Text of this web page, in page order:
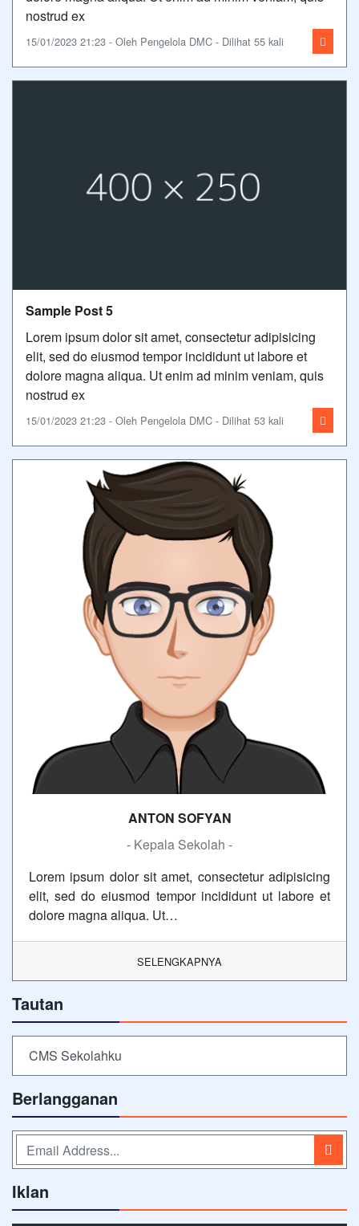
nostrud ex
15/01/2023 21:23 - Oleh Pengelola DMC - Dilihat 55 kali
Sample Post 5
Lorem ipsum dolor sit amet, consectetur adipisicing
elit, sed do eiusmod tempor incididunt ut labore et
dolore magna aliqua. Ut enim ad minim veniam, quis
nostrud ex
15/01/2023 21:23 - Oleh Pengelola DMC - Dilihat 53 kali
ANTON SOFYAN
- Kepala Sekolah -
Lorem ipsum dolor sit amet, consectetur adipisicing
elit, sed do eiusmod tempor incididunt ut labore et
dolore magna aliqua. Ut…
SELENGKAPNYA
Tautan
CMS Sekolahku
Berlangganan
Iklan